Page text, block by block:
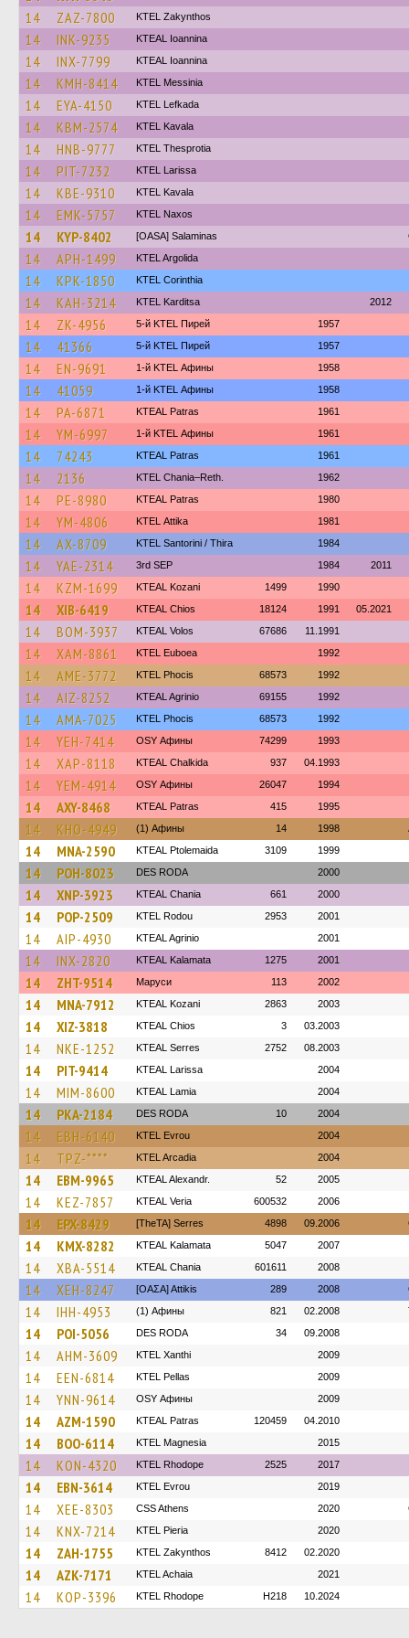
14
ZAZ-7800 KTEL Zakynthos
14 INK-9235 KTEAL Ioannina
14 INX-7799 KTEAL Ioannina
14 KMH-8414 KTEL Messinia
14 EYA-4150 KTEL Lefkada
14 KBM-2574 KTEL Kavala
14 HNB-9777 KTEL Thesprotia
14 PIT-7232 KTEL Larissa
14 KBE-9310 KTEL Kavala
14 EMK-5757 KTEL Naxos
14 KYP-8402 [OASA] Salaminas
14 APH-1499 KTEL Argolida
14 KPK-1850 KTEL Corinthia
14 KAH-3214 ΚΤΕL Karditsa 2012
14 ZK-4956 5-й KTEL Пирей 1957
14 41366 5-й KTEL Пирей 1957
14 EN-9691 1-й KTEL Афины 1958
14 41059 1-й KTEL Афины 1958
14 PA-6871 KTEAL Patras 1961
14 YM-6997 1-й KTEL Афины 1961
14 74243 KTEAL Patras 1961
14 2136 KTEL Chania–Reth. 1962
14 PE-8980 KTEAL Patras 1980
14 YM-4806 KΤΕL Αttika 1981
14 AX-8709 KTEL Santorini / Thira 1984
14 YAE-2314 3rd SEP 1984 2011
14 KZM-1699 KTEAL Kozani 1499 1990
14 XIB-6419 KTEAL Chios 18124 1991 05.2021
14 BOM-3937 KTEAL Volos 67686 11.1991
14 XAM-8861 ΚΤΕL Euboea 1992
14 AME-3772 ΚΤΕL Phocis 68573 1992
14 AIZ-8252 KTEAL Agrinio 69155 1992
14 AMA-7025 ΚΤΕL Phocis 68573 1992
14 YEH-7414 OSY Афины 74299 1993
14 XAP-8118 KTEAL Chalkida 937 04.1993
14 YEM-4914 OSY Афины 26047 1994
14 AXY-8468 KTEAL Patras 415 1995
14 KHO-4949 (1) Афины 14 1998
14 MNA-2590 KTEAL Ptolemaida 3109 1999
14 POH-8023 DES RODA 2000
14 XNP-3923 KTEAL Chania 661 2000
14 POP-2509 ΚΤΕL Rodou 2953 2001
14 AIP-4930 KTEAL Agrinio 2001
14 INX-2820 KTEAL Kalamata 1275 2001
14 ZHT-9514 Маруси 113 2002
14 MNA-7912 KTEAL Kozani 2863 2003
14 XIZ-3818 KTEAL Chios 3 03.2003
14 NKE-1252 KTEAL Serres 2752 08.2003
14 PIT-9414 KTEAL Larissa 2004
14 MIM-8600 KTEAL Lamia 2004
14 PKA-2184 DES RODA 10 2004
14 EBH-6140 KTEL Evrou 2004
14 TPZ-**** KTEL Arcadia 2004
14 EBM-9965 KTEAL Alexandr. 52 2005
14 KEZ-7857 KTEAL Veria 600532 2006
14 EPX-8429 [TheTA] Serres 4898 09.2006
14 KMX-8282 KTEAL Kalamata 5047 2007
14 XBA-5514 KTEAL Chania 601611 2008
14 XEH-8247 [ΟΑΣΑ] Αttikis 289 2008
14 IHH-4953 (1) Афины 821 02.2008
14 POI-5056 DES RODA 34 09.2008
14 AHM-3609 KTEL Xanthi 2009
14 EEN-6814 KTEL Pellas 2009
14 YNN-9614 OSY Афины 2009
14 AZM-1590 KTEAL Patras 120459 04.2010
14 BOO-6114 ΚΤΕL Magnesia 2015
14 KON-4320 KTEL Rhodope 2525 2017
14 EBN-3614 KTEL Evrou 2019
14 XEE-8303 CSS Athens 2020
14 KNX-7214 KTEL Pieria 2020
14 ZAH-1755 KTEL Zakynthos 8412 02.2020
14 AZK-7171 KTEL Achaia 2021
14 KOP-3396 KTEL Rhodope H218 10.2024